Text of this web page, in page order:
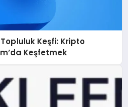
Keşfi: Kripto
Keşfetmek